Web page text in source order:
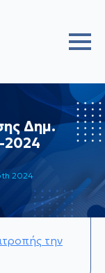
Δημ.
2024
2024
την